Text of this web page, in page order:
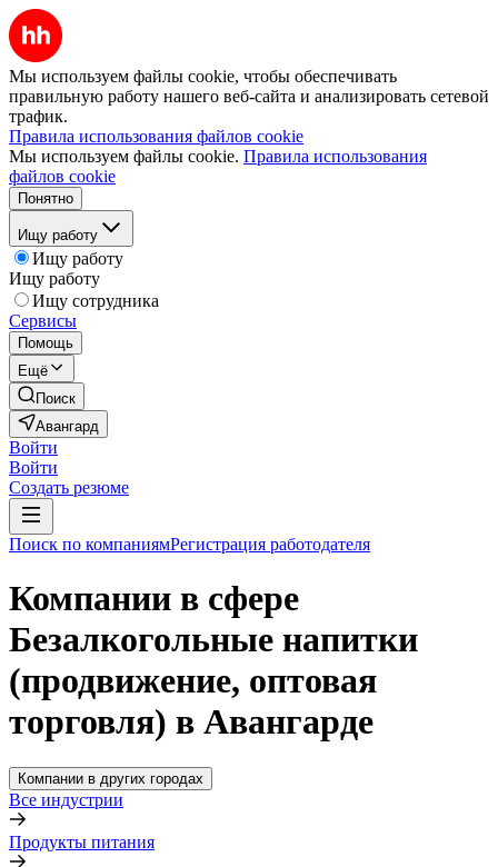
Мы используем файлы cookie, чтобы обеспечивать
правильную работу нашего веб-сайта и анализировать сетевой
трафик.
Правила использования файлов cookie
Мы используем файлы cookie. Правила использования
файлов cookie
Понятно
Ищу работу
Ищу работу
Ищу работу
Ищу сотрудника
Сервисы
Помощь
Ещё
Поиск
Авангард
Войти
Войти
Создать резюме
Поиск по компаниямРегистрация работодателя
Компании в сфере
Безалкогольные напитки
(продвижение, оптовая
торговля) в Авангарде
Компании в других городах
Все индустрии
Продукты питания